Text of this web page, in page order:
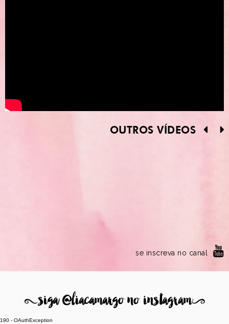
OUTROS VÍDEOS
se inscreva no canal
8siga @liacamargo no instagram9
190 - OAuthException